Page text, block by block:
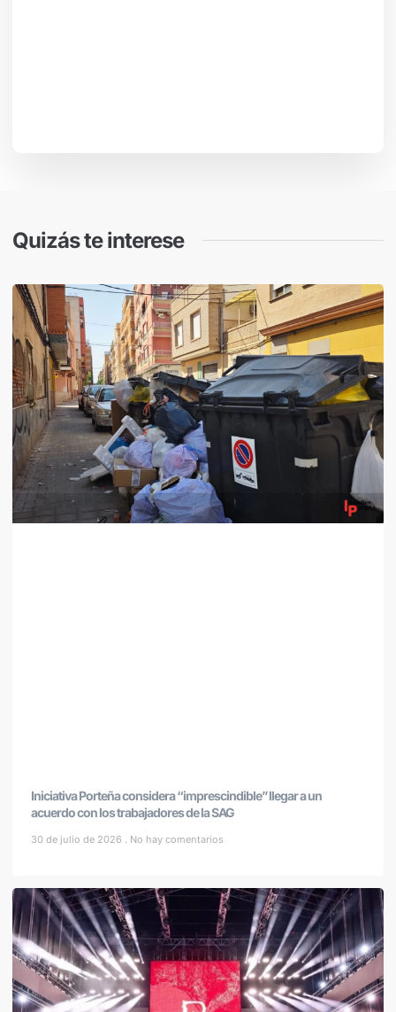
Quizás te interese
Iniciativa Porteña considera “imprescindible” llegar a un
acuerdo con los trabajadores de la SAG
30 de julio de 2026 No hay comentarios